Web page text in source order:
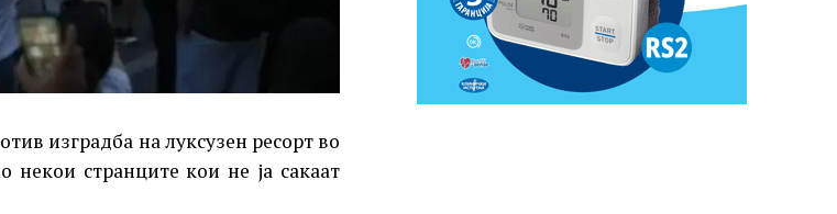
изградба на луксузен ресорт во
некои странците кои не ја сакаат